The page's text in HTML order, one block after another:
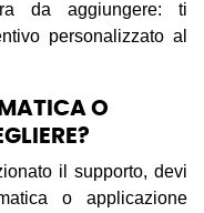
da aggiungere: ti
personalizzato al
O
il supporto, devi
o applicazione